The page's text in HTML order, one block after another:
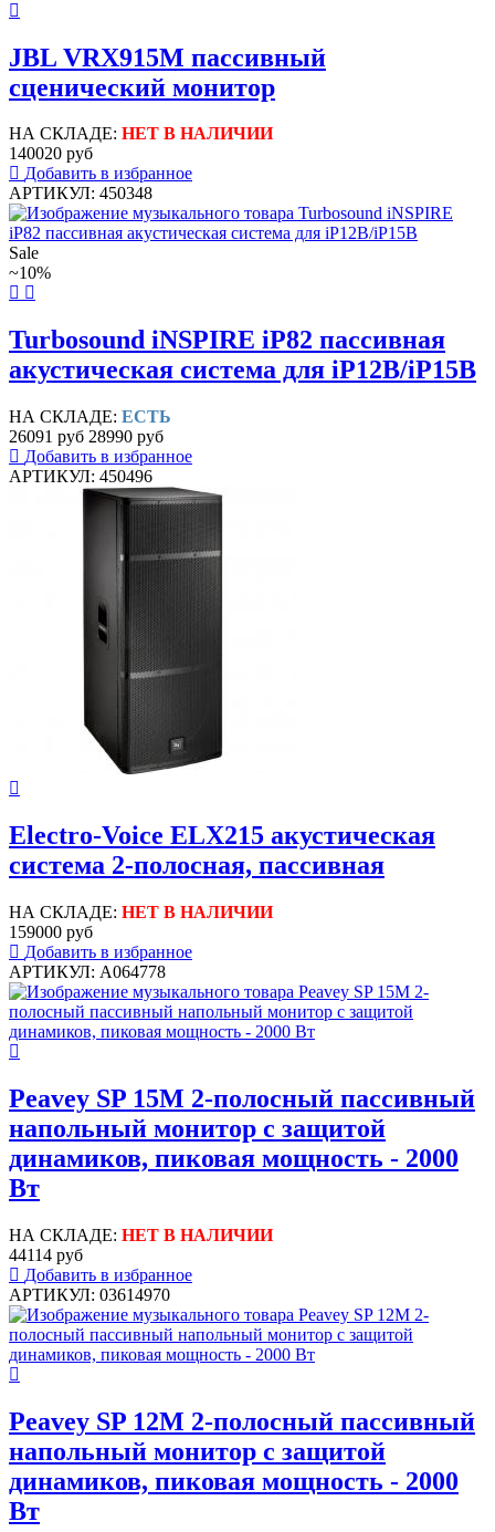
JBL VRX915M пассивный
сценический монитор
НА СКЛАДЕ: НЕТ В НАЛИЧИИ
140020 руб
Добавить в избранное
АРТИКУЛ: 450348
Sale
~10%
Turbosound iNSPIRE iP82 пассивная
акустическая система для iP12B/iP15B
НА СКЛАДЕ: ЕСТЬ
26091 руб 28990 руб
Добавить в избранное
АРТИКУЛ: 450496
Electro-Voice ELX215 акустическая
система 2-полосная, пассивная
НА СКЛАДЕ: НЕТ В НАЛИЧИИ
159000 руб
Добавить в избранное
АРТИКУЛ: A064778
Peavey SP 15M 2-полосный пассивный
напольный монитор с защитой
динамиков, пиковая мощность - 2000
Вт
НА СКЛАДЕ: НЕТ В НАЛИЧИИ
44114 руб
Добавить в избранное
АРТИКУЛ: 03614970
Peavey SP 12M 2-полосный пассивный
напольный монитор с защитой
динамиков, пиковая мощность - 2000
Вт